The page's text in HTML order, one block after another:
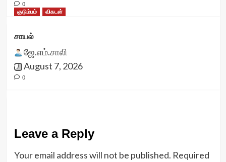
0
குடும்பம்
விகடன்
சாயல்
ஜே.எம்.சாலி
August 7, 2026
0
Leave a Reply
Your email address will not be published. Required